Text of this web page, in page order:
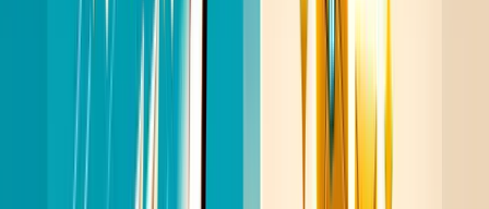
Timing en frequentie
anneer je een bericht stuurt is bijna net zo
belangrijk als wat je schrijft. De data is hier
duidelijk: